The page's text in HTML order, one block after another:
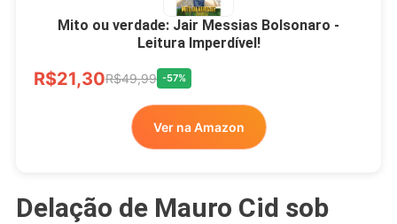
Mito ou verdade: Jair Messias Bolsonaro -
Leitura Imperdível!
R$21,30R$49,99 -57%
Ver na Amazon
Delação de Mauro Cid sob